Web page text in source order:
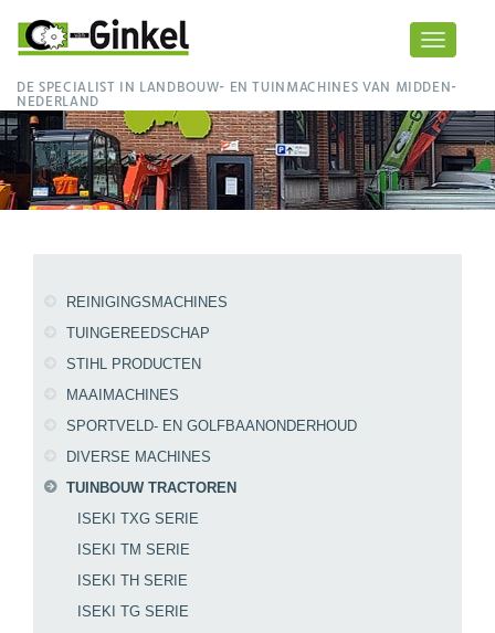
Toggle
DE SPECIALIST IN LANDBOUW- EN TUINMACHINES VAN MIDDEN-
NEDERLAND
REINIGINGSMACHINES
TUINGEREEDSCHAP
STIHL PRODUCTEN
MAAIMACHINES
SPORTVELD- EN GOLFBAANONDERHOUD
DIVERSE MACHINES
TUINBOUW TRACTOREN
ISEKI TXG SERIE
ISEKI TM SERIE
ISEKI TH SERIE
ISEKI TG SERIE